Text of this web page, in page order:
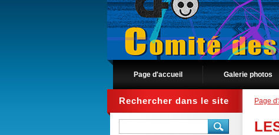
Page d'accueil Galerie photos
Page
Rechercher dans le site